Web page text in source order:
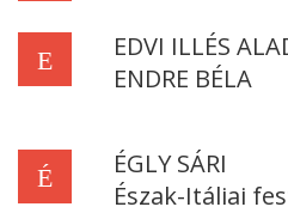
E
EDVI ILLÉS
ENDRE BÉLA
É
ÉGLY SÁRI
Észak-Itáliai